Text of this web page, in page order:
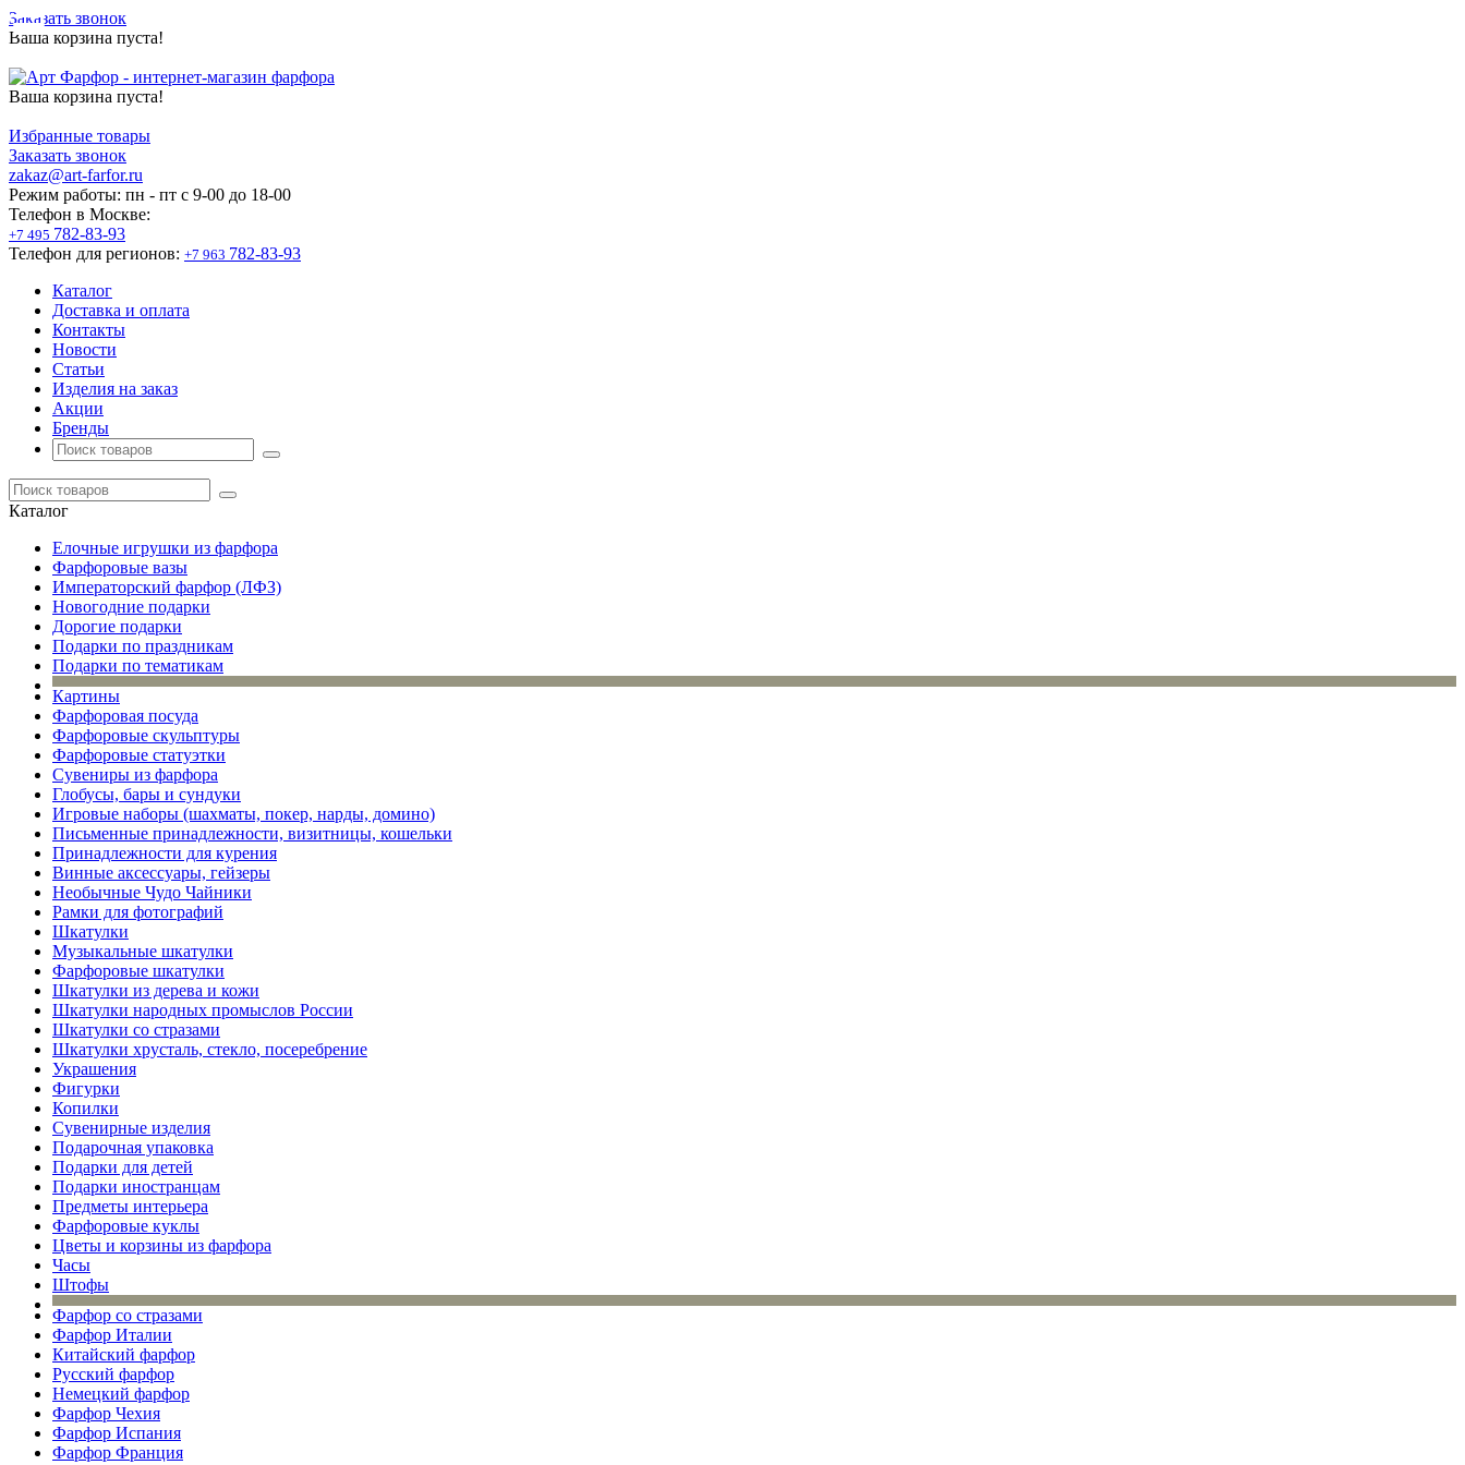
Заказать звонок
Ваша корзина пуста!
Ваша корзина пуста!
Избранные товары
Заказать звонок
zakaz@art-farfor.ru
Режим работы: пн - пт c 9-00 до 18-00
Телефон в Москве:
+7 495 782-83-93
Телефон для регионов: +7 963 782-83-93
Каталог
Доставка и оплата
Контакты
Новости
Статьи
Изделия на заказ
Акции
Бренды
Каталог
Елочные игрушки из фарфора
Фарфоровые вазы
Императорский фарфор (ЛФЗ)
Новогодние подарки
Дорогие подарки
Подарки по праздникам
Подарки по тематикам
Картины
Фарфоровая посуда
Фарфоровые скульптуры
Фарфоровые статуэтки
Сувениры из фарфора
Глобусы, бары и сундуки
Игровые наборы (шахматы, покер, нарды, домино)
Письменные принадлежности, визитницы, кошельки
Принадлежности для курения
Винные аксессуары, гейзеры
Необычные Чудо Чайники
Рамки для фотографий
Шкатулки
Музыкальные шкатулки
Фарфоровые шкатулки
Шкатулки из дерева и кожи
Шкатулки народных промыслов России
Шкатулки со стразами
Шкатулки хрусталь, стекло, посеребрение
Украшения
Фигурки
Копилки
Сувенирные изделия
Подарочная упаковка
Подарки для детей
Подарки иностранцам
Предметы интерьера
Фарфоровые куклы
Цветы и корзины из фарфора
Часы
Штофы
Фарфор со стразами
Фарфор Италии
Китайский фарфор
Русский фарфор
Немецкий фарфор
Фарфор Чехия
Фарфор Испания
Фарфор Франция